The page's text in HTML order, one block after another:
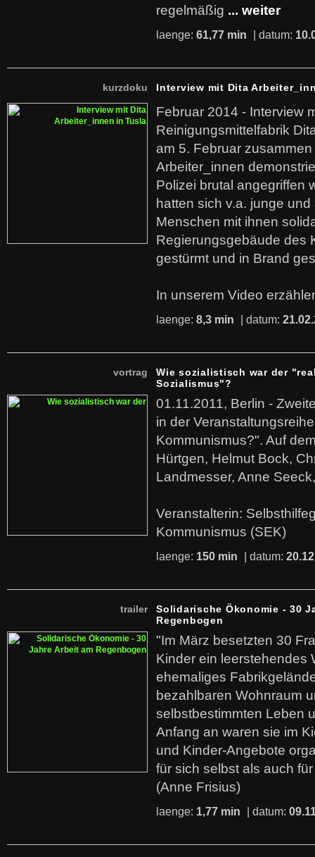
regelmäßig ... weiter
laenge: 61,77 min | datum:
kurzdoku Interview mit Dita
Februar 2014 - Interview
Reinigungsmittelfabrik
am 5. Februar
Arbeiter_innen
Polizei brutal angegriffen
hatten sich v.a. junge
Menschen mit ihnen
Regierungsgebäude des
gestürmt und in Brand
In unserem Video
laenge: 8,3 min | datum:
vortrag
Wie sozialistisch war der
Sozialismus"?
01.11.2011, Berlin -
in der
Kommunismus?". Auf
Hürtgen, Helmut Bock,
Landmesser, Anne
Veranstalterin:
Kommunismus (SEK)
laenge: 150 min | datum:
trailer
Solidarische Ökonomie - 30
Regenbogen
"Im März besetzten 30
Kinder ein leerstehendes
ehemaliges
bezahlbaren Wohnraum
selbstbestimmten Leben
Anfang an waren sie im
und Kinder-Angebote
für sich selbst als auch
(Anne Frisius)
laenge: 1,77 min | datum: